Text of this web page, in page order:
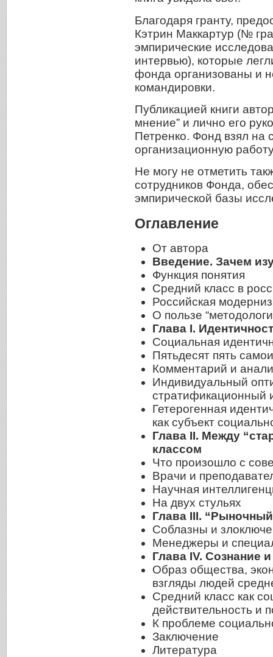
Благодаря гранту,
Кэтрин Маккартур (№
эмпирические
интервью), которые
фонда организованы и
командировки.
Публикацией книги
мнение” и лично его
Петренко. Фонд взял на
организационную
Не могу не отметить
сотрудников Фонда,
эмпирической базы
Оглавление
От автора
Введение. Зачем
Функция понятия
Средний класс в
Российская
О пользе
Глава I.
Социальная
Пятьдесят пять
Комментарий и
Индивидуальный
стратификационный
Гетерогенная
как субъект
Глава II. Между
классом
Что произошло с
Врачи и
Научная
На двух стульях
Глава III.
Соблазны и
Менеджеры и
Глава IV. Сознание
Образ общества,
взгляды людей
Средний класс как
действительность и
К проблеме
Заключение
Литература